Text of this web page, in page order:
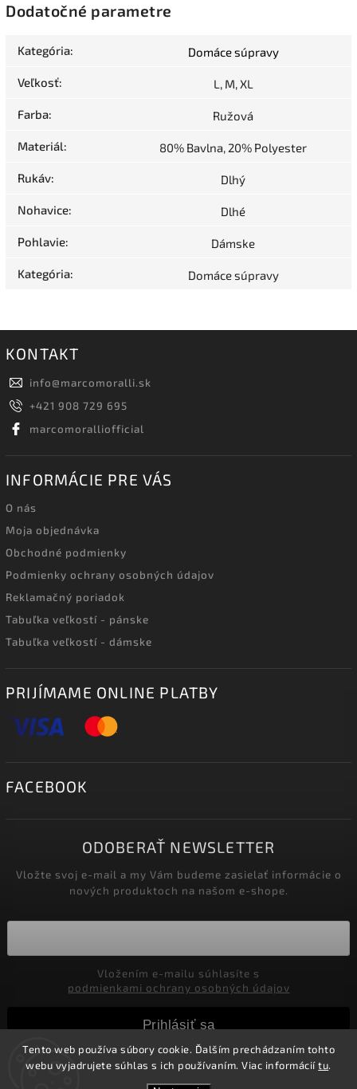
Tento web používa súbory cookie. Ďalším prechádzaním tohto
webu vyjadrujete súhlas s ich používaním. Viac informáciítu.
Dodatočné parametre
Kategória: Domáce súpravy
Veľkosť: L, M, XL
Farba: Ružová
Materiál: 80% Bavlna, 20% Polyester
Rukáv: Dlhý
Nohavice: Dlhé
Pohlavie: Dámske
Kategória: Domáce súpravy
KONTAKT
info@marcomoralli.sk
+421 908 729 695
marcomoralliofficial
INFORMÁCIE PRE VÁS
O nás
Moja objednávka
Obchodné podmienky
Podmienky ochrany osobných údajov
Reklamačný poriadok
Tabuľka veľkostí - pánske
Tabuľka veľkostí - dámske
PRIJÍMAME ONLINE PLATBY
FACEBOOK
ODOBERAŤ NEWSLETTER
Vložte svoj e-mail a my Vám budeme zasielať informácie o
nových produktoch na našom e-shope.
podmienkami ochrany osobných údajov
Prihlásiť sa
Marco Moralli. Všetky práva vyhradené.